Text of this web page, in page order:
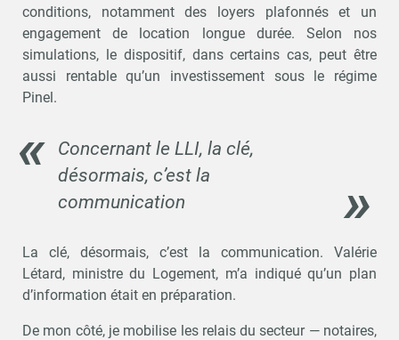
conditions, notamment des loyers plafonnés et un
engagement de location longue durée. Selon nos
simulations, le dispositif, dans certains cas, peut être
aussi rentable qu’un investissement sous le régime
Pinel.
Concernant le LLI, la clé,
désormais, c’est la
communication
La clé, désormais, c’est la communication. Valérie
Létard, ministre du Logement, m’a indiqué qu’un plan
d’information était en préparation.
De mon côté, je mobilise les relais du secteur — notaires,